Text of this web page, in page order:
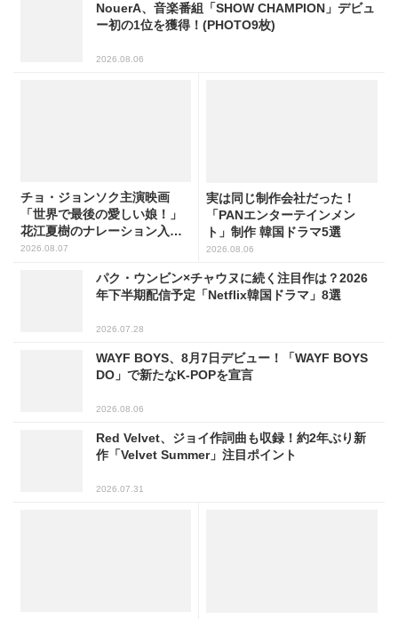
NouerA、音楽番組「SHOW CHAMPION」デビュ
ー初の1位を獲得！(PHOTO9枚)
2026.08.06
チョ・ジョンソク主演映画
「世界で最後の愛しい娘！」
花江夏樹のナレーション入り
予告映像解禁！
2026.08.07
実は同じ制作会社だった！
「PANエンターテインメン
ト」制作 韓国ドラマ5選
2026.08.06
パク・ウンビン×チャウヌに続く注目作は？2026
年下半期配信予定「Netflix韓国ドラマ」8選
2026.07.28
WAYF BOYS、8月7日デビュー！「WAYF BOYS
DO」で新たなK-POPを宣言
2026.08.06
Red Velvet、ジョイ作詞曲も収録！約2年ぶり新
作「Velvet Summer」注目ポイント
2026.07.31